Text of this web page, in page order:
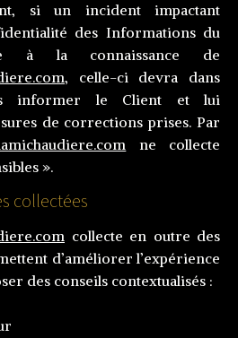
si un incident impactant
des Informations du
à la connaissance de
, celle-ci devra dans
informer le Client et lui
de corrections prises. Par
ne collecte
».
collectées
collecte en outre des
d’améliorer l’expérience
des conseils contextualisés :